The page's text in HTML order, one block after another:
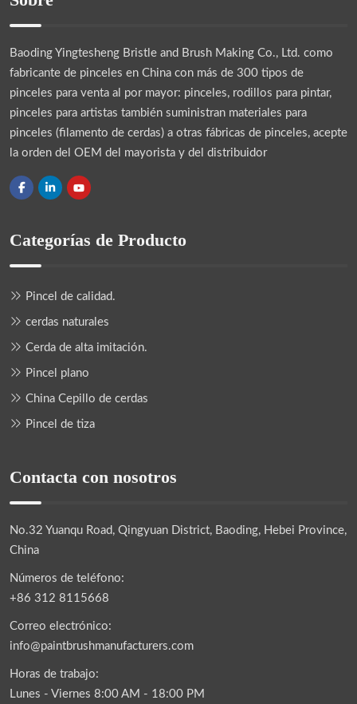
Baoding Yingtesheng Bristle and Brush Making Co., Ltd. como
fabricante de pinceles en China con más de 300 tipos de
pinceles para venta al por mayor: pinceles, rodillos para pintar,
pinceles para artistas también suministran materiales para
pinceles (filamento de cerdas) a otras fábricas de pinceles, acepte
la orden del OEM del mayorista y del distribuidor
Categorías de Producto
Pincel de calidad.
cerdas naturales
Cerda de alta imitación.
Pincel plano
China Cepillo de cerdas
Pincel de tiza
Contacta con nosotros
No.32 Yuanqu Road, Qingyuan District, Baoding, Hebei Province,
China
Números de teléfono:
+86 312 8115668
Correo electrónico:
info@paintbrushmanufacturers.com
Horas de trabajo:
Lunes - Viernes 8:00 AM - 18:00 PM